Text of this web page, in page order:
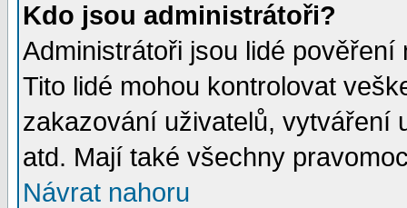
Kdo jsou administrátoři?
Administrátoři jsou lidé
Tito lidé mohou kontrolovat
zakazování uživatelů, vytváření
atd. Mají také všechny
Návrat nahoru